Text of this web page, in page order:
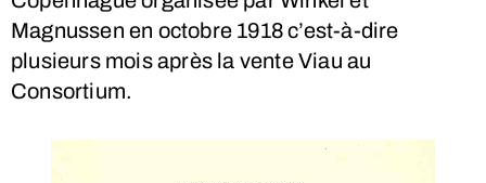
Magnussen en octobre 1918 c’est-à-dire
plusieurs mois après la vente Viau au
Consortium.